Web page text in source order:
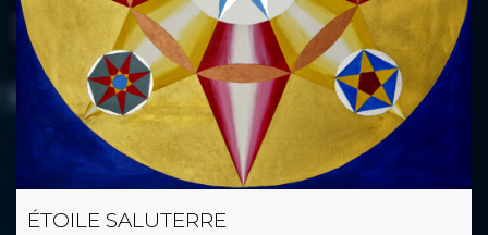
ÉTOILE SALUTERRE